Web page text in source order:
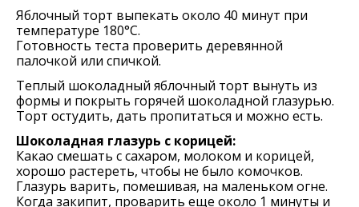
Яблочный торт выпекать около 40 минут при
температуре 180°C.
Готовность теста проверить деревянной
палочкой или спичкой.
Теплый шоколадный яблочный торт вынуть из
формы и покрыть горячей шоколадной глазурью.
Торт остудить, дать пропитаться и можно есть.
Шоколадная глазурь с корицей:
Какао смешать с сахаром, молоком и корицей,
хорошо растереть, чтобы не было комочков.
Глазурь варить, помешивая, на маленьком огне.
Когда закипит, проварить еще около 1 минуты и